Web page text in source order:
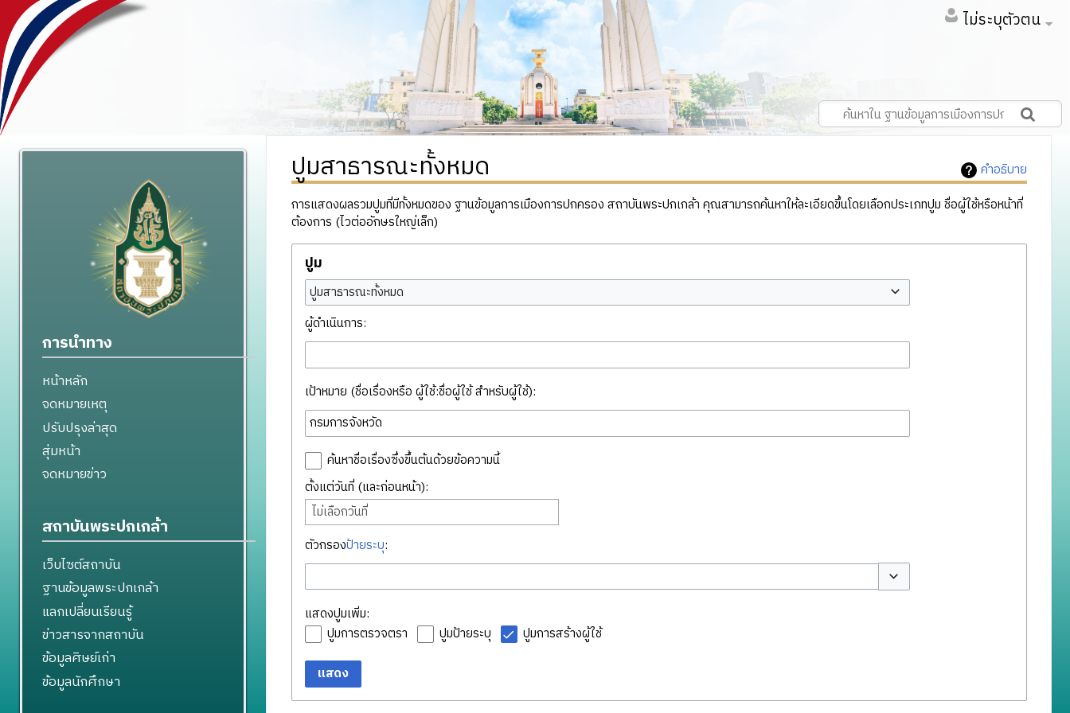
ไม่ระบุตัวตน
คำอธิบาย
ปูมสาธารณะทั้งหมด
การแสดงผลรวมปูมที่มีทั้งหมดของ ฐานข้อมูลการเมืองการปกครอง สถาบันพระปกเกล้า คุณสามารถค้นหาให้ละเอียดขึ้นโดยเลือกประเภทปูม ชื่อผู้ใช้หรือหน้าที่
ต้องการ (ไวต่ออักษรใหญ่เล็ก)
ปูม
ปูมสาธารณะทั้งหมด
ผู้ดำเนินการ:
เป้าหมาย (ชื่อเรื่องหรือ ผู้ใช้:ชื่อผู้ใช้ สำหรับผู้ใช้):
ค้นหาชื่อเรื่องซึ่งขึ้นต้นด้วยข้อความนี้
ตั้งแต่วันที่ (และก่อนหน้า):
ไม่เลือกวันที่
ตัวกรองป้ายระบุ:
สลับตัวเลือก
แสดงปูมเพิ่ม:
ปูมการตรวจตรา
ปูมป้ายระบุ ปูมการสร้างผู้ใช้
แสดง
การนำทาง
หน้าหลัก
จดหมายเหตุ
ปรับปรุงล่าสุด
สุ่มหน้า
จดหมายข่าว
สถาบันพระปกเกล้า
เว็บไซต์สถาบัน
ฐานข้อมูลพระปกเกล้า
แลกเปลี่ยนเรียนรู้
ข่าวสารจากสถาบัน
ข้อมูลศิษย์เก่า
ข้อมูลนักศึกษา